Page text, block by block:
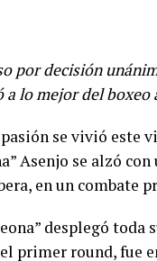
por decisión
lo mejor del
se vivió este
Asenjo se alzó
en un combate
desplegó toda
primer round, fue